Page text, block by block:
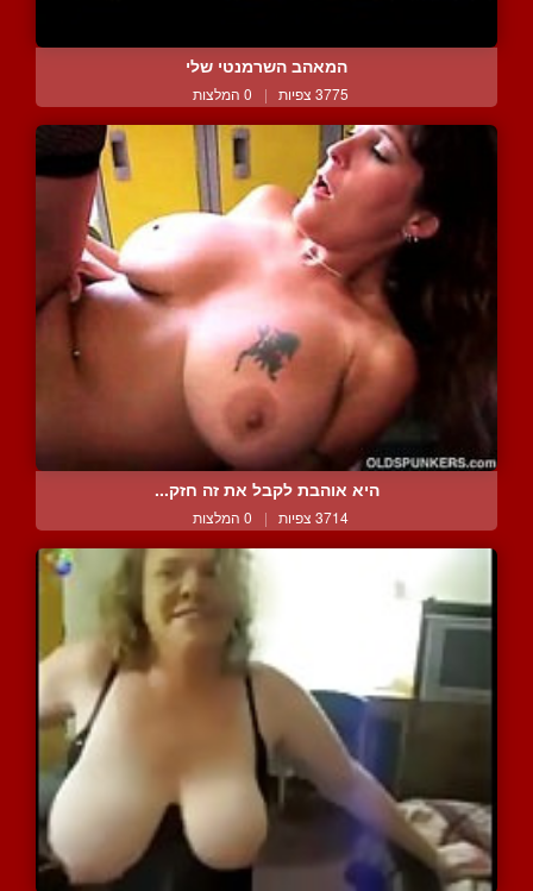
המאהב השרמנטי שלי
3775 צפיות | 0 המלצות
היא אוהבת לקבל את זה חזק...
3714 צפיות | 0 המלצות